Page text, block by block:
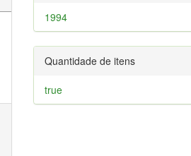
1994
Quantidade de itens
true